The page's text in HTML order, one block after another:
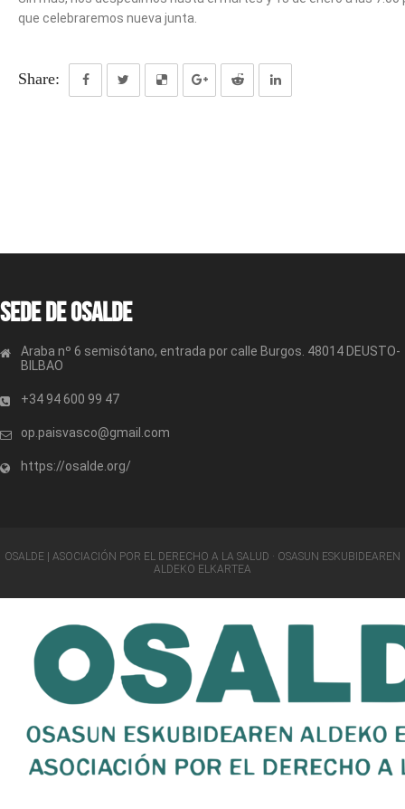
que celebraremos nueva junta.
Share:
Sede de OSALDE
Araba nº 6 semisótano, entrada por calle Burgos. 48014 DEUSTO-
BILBAO
+34 94 600 99 47
op.paisvasco@gmail.com
https://osalde.org/
OSALDE | ASOCIACIÓN POR EL DERECHO A LA SALUD · OSASUN ESKUBIDEAREN
ALDEKO ELKARTEA